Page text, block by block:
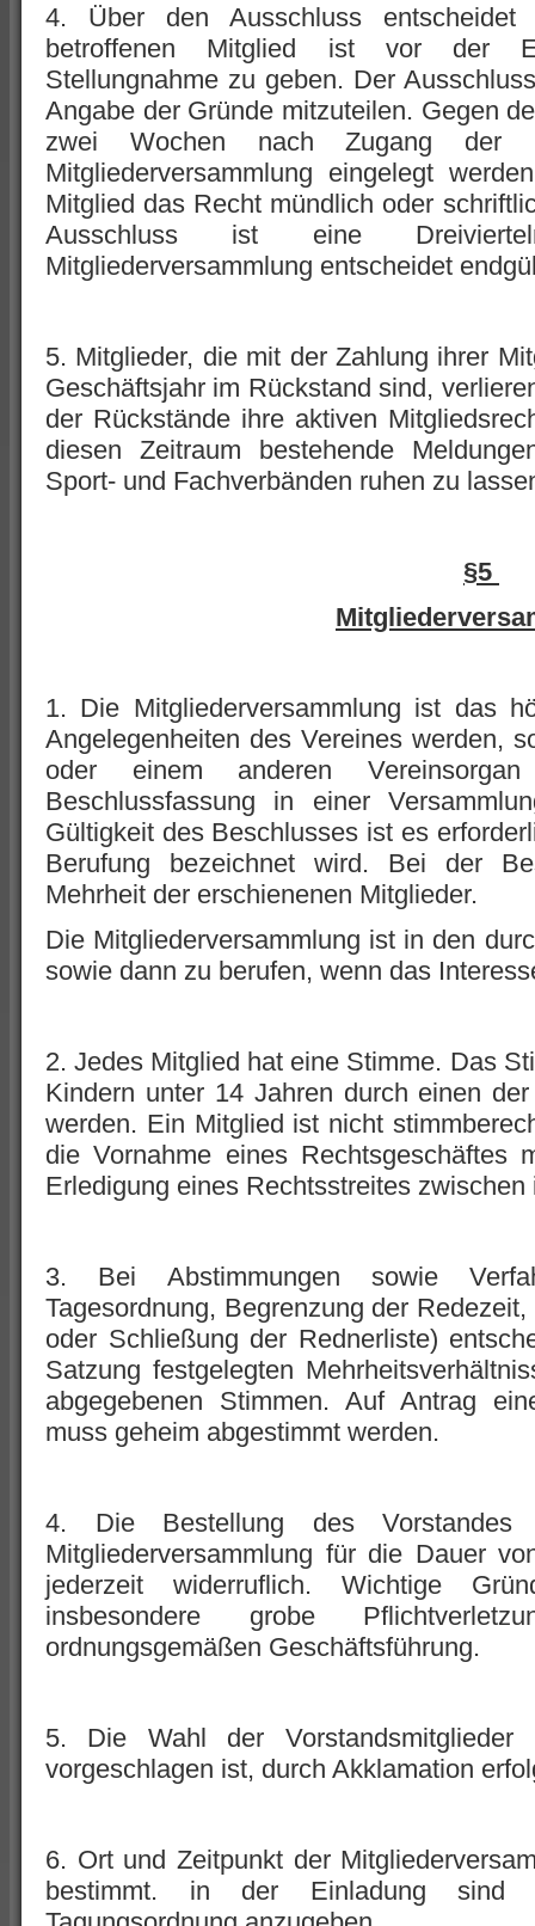
4. Über den Ausschluss entscheidet
betroffenen Mitglied ist vor der
Stellungnahme zu geben. Der
Angabe der Gründe mitzuteilen. Gegen
zwei Wochen nach Zugang der
Mitgliederversammlung eingelegt
Mitglied das Recht mündlich oder
Ausschluss ist eine
Mitgliederversammlung entscheidet
5. Mitglieder, die mit der Zahlung ihrer
Geschäftsjahr im Rückstand sind,
der Rückstände ihre aktiven
diesen Zeitraum bestehende
Sport- und Fachverbänden ruhen zu
§5
1. Die Mitgliederversammlung ist das
Angelegenheiten des Vereines werden,
oder einem anderen
Beschlussfassung in einer
Gültigkeit des Beschlusses ist es
Berufung bezeichnet wird. Bei der
Mehrheit der erschienenen Mitglieder.
Die Mitgliederversammlung ist in den
sowie dann zu berufen, wenn das
2. Jedes Mitglied hat eine Stimme. Das
Kindern unter 14 Jahren durch einen
werden. Ein Mitglied ist nicht
die Vornahme eines
Erledigung eines Rechtsstreites
3. Bei Abstimmungen sowie
Tagesordnung, Begrenzung der
oder Schließung der Rednerliste)
Satzung festgelegten
abgegebenen Stimmen. Auf Antrag
muss geheim abgestimmt werden.
4. Die Bestellung des Vorstandes
Mitgliederversammlung für die Dauer
jederzeit widerruflich. Wichtige
insbesondere grobe
ordnungsgemäßen Geschäftsführung.
5. Die Wahl der
vorgeschlagen ist, durch Akklamation
6. Ort und Zeitpunkt der
bestimmt. in der Einladung sind